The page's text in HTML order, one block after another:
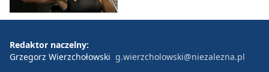
Redaktor naczelny:
Grzegorz Wierzchołowski g.wierzcholowski@niezalezna.pl